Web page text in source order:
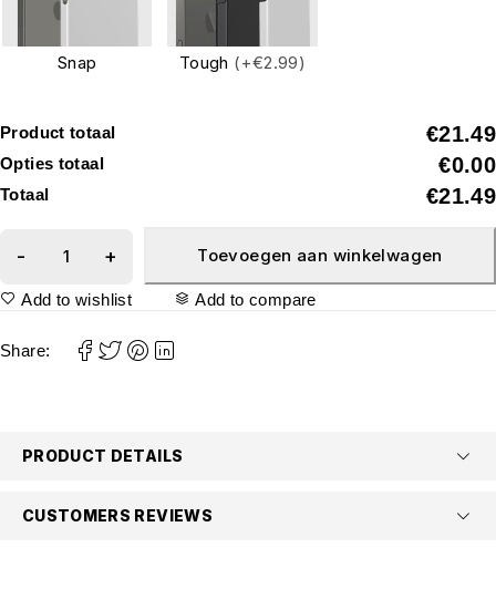
Snap Tough (+€2.99)
Product totaal €21.49
Opties totaal €0.00
Totaal €21.49
Toevoegen aan winkelwagen
Add to wishlist Add to compare
Share:
PRODUCT DETAILS
CUSTOMERS REVIEWS